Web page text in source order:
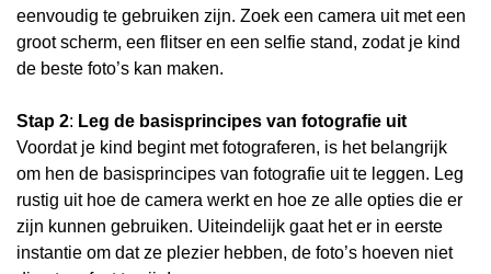
eenvoudig te gebruiken zijn. Zoek een camera uit met een
groot scherm, een flitser en een selfie stand, zodat je kind
de beste foto’s kan maken.
Stap 2: Leg de basisprincipes van fotografie uit
Voordat je kind begint met fotograferen, is het belangrijk
om hen de basisprincipes van fotografie uit te leggen. Leg
rustig uit hoe de camera werkt en hoe ze alle opties die er
zijn kunnen gebruiken. Uiteindelijk gaat het er in eerste
instantie om dat ze plezier hebben, de foto’s hoeven niet